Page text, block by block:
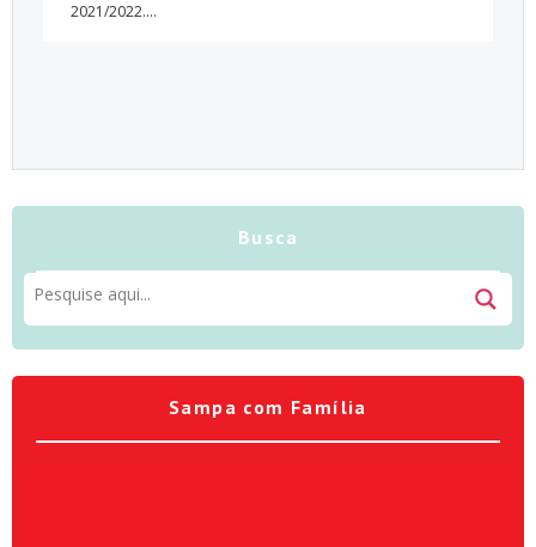
2021/2022....
Busca
Sampa com Família